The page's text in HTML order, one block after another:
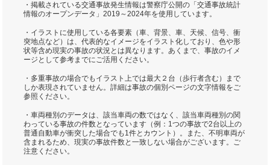
・掲載されている交通事故発生情報は警察庁公開の「交通事故統計
情報のオープンデータ」2019～2024年を使用しています。
・イラストに使用している各要素（車、背景、車、天候、信号、衝
突地点など）は、代表的なイメージをイラスト化しており、色や形
状等含め現実の事故の状況とは異なります。あくまで、事故のイメ
ージとして参考までにご活用ください。
・多重事故の場合でもイラスト上では最大２台（歩行者含む）まで
しか表現されていません。詳細は事故の個別ページの文字情報をご
参照ください。
・車両種別のデータは、該当車両の数ではなく、該当車両種別の関
わっている事故の件数となっています（例：1つの事故で2台以上の
普通自動車が衝突した場合でも1件とカウント）。また、不明車両が
含まれるため、現実の事故件数と一致しない場合がございます。ご
注意ください。